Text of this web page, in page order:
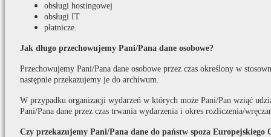
obsługi hostingowej
obsługi IT
płatnicze.
Jak długo przechowujemy Pani/Pana dane osobowe?
Przechowujemy Pani/Pana dane osobowe przez czas określony w
następnie przekazujemy je do archiwum.
W przypadku organizacji wydarzeń w których może Pani/Pan wziąć
Pani/Pana dane przez czas trwania wydarzenia i okres rozliczenia/
Czy przekazujemy Pani/Pana dane do państw spoza Europejskiego